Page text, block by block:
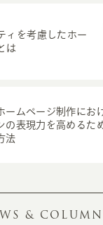
ィを考慮したホー
は
ームページ制作にお
の表現力を高めるた
法
& COLUMN